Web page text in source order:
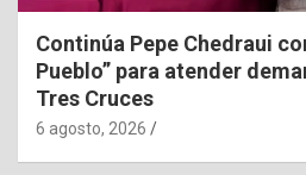
Continúa Pepe Chedraui
Pueblo” para atender
Tres Cruces
6 agosto, 2026